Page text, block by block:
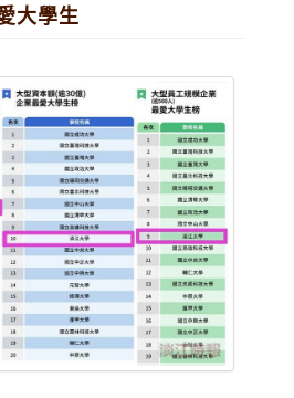
大學生